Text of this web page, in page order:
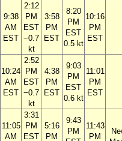
9:38
AM
EST
2:12
PM
EST
−0.7
kt
3:58
PM
EST
8:20
PM
EST
0.5 kt
10:16
PM
EST
10:24
AM
EST
2:52
PM
EST
−0.7
kt
4:38
PM
EST
9:03
PM
EST
0.6 kt
11:01
PM
EST
11:05
AM
3:31
PM
EST
5:16
PM
9:43
PM
11:43
PM